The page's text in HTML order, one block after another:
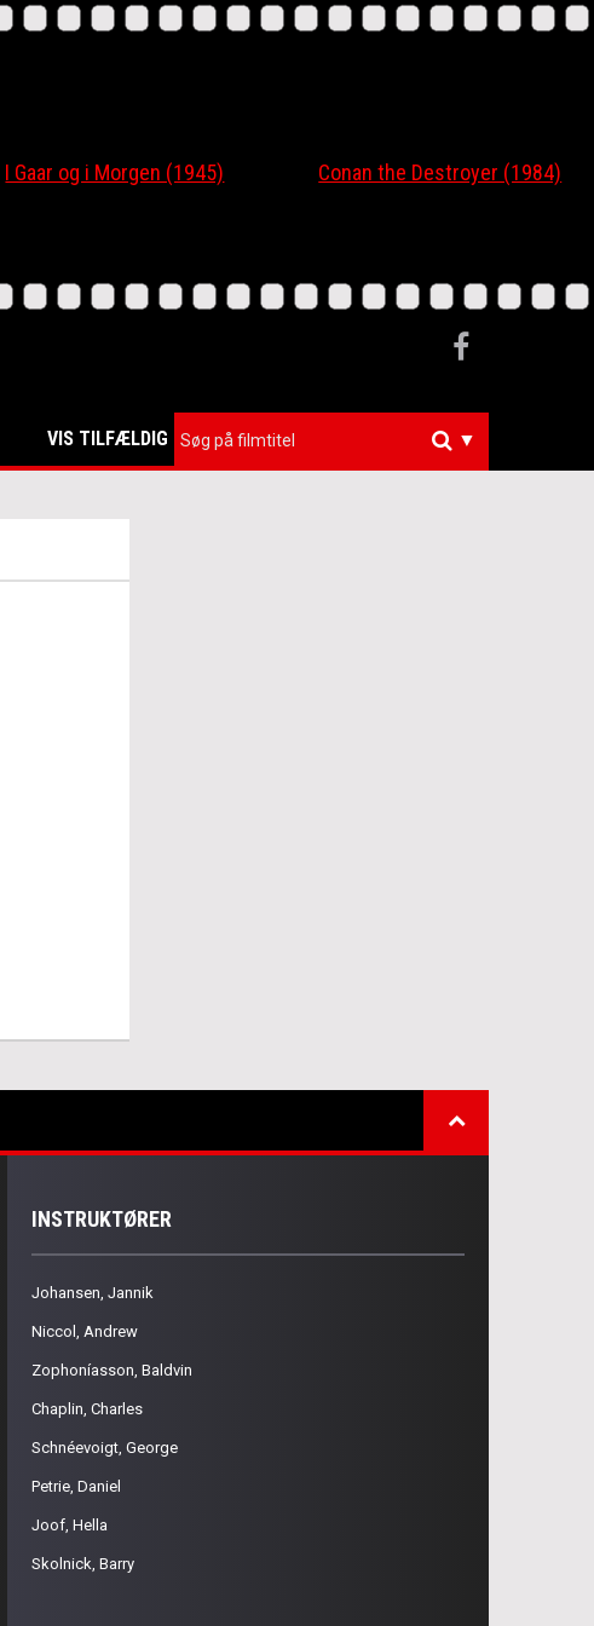
I Gaar og i Morgen (1945) Conan the Destroyer (1984)
VIS TILFÆLDIG ▼
INSTRUKTØRER
Johansen, Jannik
Niccol, Andrew
Zophoníasson, Baldvin
Chaplin, Charles
Schnéevoigt, George
Petrie, Daniel
Joof, Hella
Skolnick, Barry